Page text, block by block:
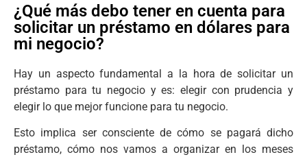
¿Qué más debo tener en cuenta para
solicitar un préstamo en dólares para
mi negocio?
Hay un aspecto fundamental a la hora de solicitar un
préstamo para tu negocio y es: elegir con prudencia y
elegir lo que mejor funcione para tu negocio.
Esto implica ser consciente de cómo se pagará dicho
préstamo, cómo nos vamos a organizar en los meses